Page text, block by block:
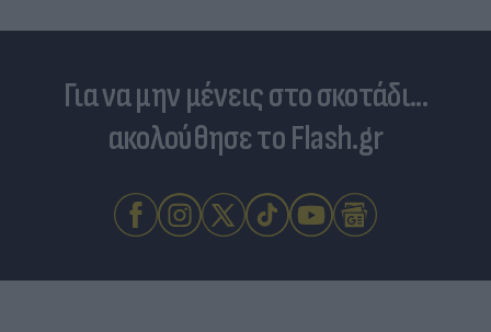
Για να μην μένεις στο σκοτάδι...
ακολούθησε το Flash.gr